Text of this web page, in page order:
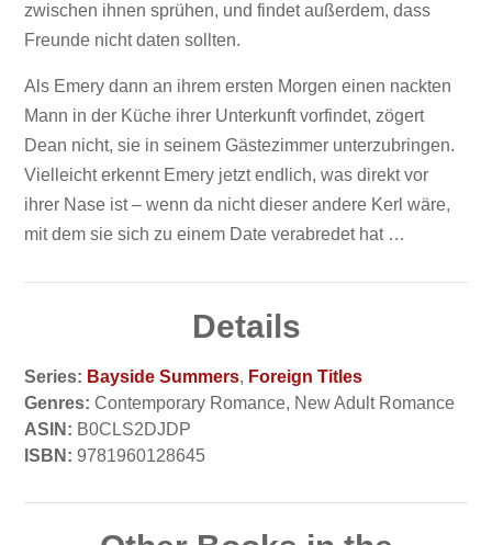
zwischen ihnen sprühen, und findet außerdem, dass
Freunde nicht daten sollten.
Als Emery dann an ihrem ersten Morgen einen nackten
Mann in der Küche ihrer Unterkunft vorfindet, zögert
Dean nicht, sie in seinem Gästezimmer unterzubringen.
Vielleicht erkennt Emery jetzt endlich, was direkt vor
ihrer Nase ist – wenn da nicht dieser andere Kerl wäre,
mit dem sie sich zu einem Date verabredet hat …
Details
Series: Bayside Summers, Foreign Titles
Genres: Contemporary Romance, New Adult Romance
ASIN: B0CLS2DJDP
ISBN: 9781960128645